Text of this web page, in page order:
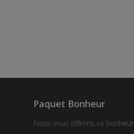
Paquet Bonheur
Nous vous offrons ce bonheur